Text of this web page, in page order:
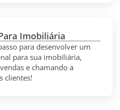
Imobiliária
para desenvolver um
para sua imobiliária,
e chamando a
clientes!